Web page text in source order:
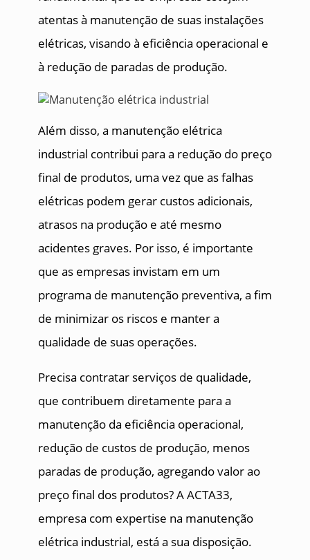
atentas à manutenção de suas instalações
elétricas, visando à eficiência operacional e
à redução de paradas de produção.
Além disso, a manutenção elétrica
industrial contribui para a redução do preço
final de produtos, uma vez que as falhas
elétricas podem gerar custos adicionais,
atrasos na produção e até mesmo
acidentes graves. Por isso, é importante
que as empresas invistam em um
programa de manutenção preventiva, a fim
de minimizar os riscos e manter a
qualidade de suas operações.
Precisa contratar serviços de qualidade,
que contribuem diretamente para a
manutenção da eficiência operacional,
redução de custos de produção, menos
paradas de produção, agregando valor ao
preço final dos produtos? A ACTA33,
empresa com expertise na manutenção
elétrica industrial, está a sua disposição.